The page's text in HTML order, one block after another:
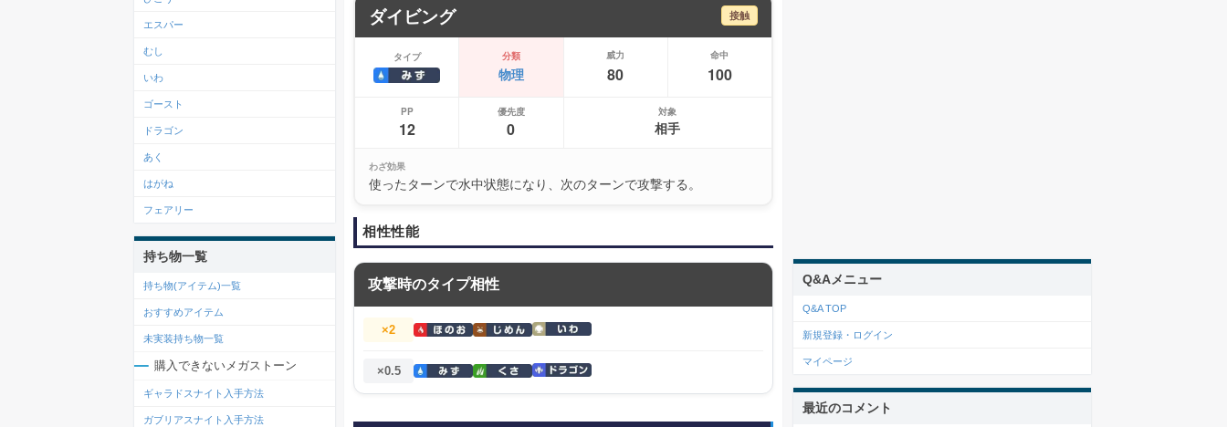
ダイビング 接触
タイプ 分類
物理
威力
80
命中
100
PP
12
優先度
0
対象
相手
わざ効果
使ったターンで水中状態になり、次のターンで攻撃する。
相性性能
攻撃時のタイプ相性
×2
×0.5
エスパー
むし
いわ
ゴースト
ドラゴン
あく
はがね
フェアリー
持ち物一覧
持ち物(アイテム)一覧
おすすめアイテム
未実装持ち物一覧
購入できないメガストーン
ギャラドスナイト入手方法
ガブリアスナイト入手方法
Q&Aメニュー
Q&A TOP
新規登録・ログイン
マイページ
最近のコメント